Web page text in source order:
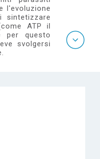
l'evoluzione
sintetizzare
ATP il
per questo
svolgersi